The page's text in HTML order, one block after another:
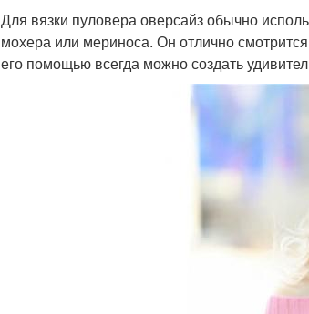
Для вязки пуловера оверсайз обычно
мохера или мериноса. Он отлично
его помощью всегда можно создать